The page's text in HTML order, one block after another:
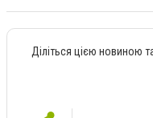
Діліться цією новиною